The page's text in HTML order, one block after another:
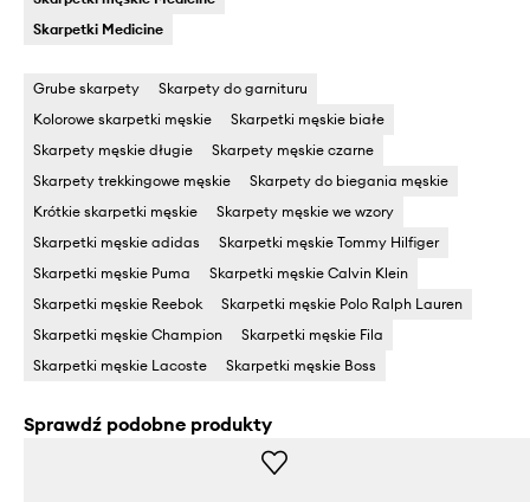
Skarpetki Medicine
Grube skarpety
Skarpety do garnituru
Kolorowe skarpetki męskie
Skarpetki męskie białe
Skarpety męskie długie
Skarpety męskie czarne
Skarpety trekkingowe męskie
Skarpety do biegania męskie
Krótkie skarpetki męskie
Skarpety męskie we wzory
Skarpetki męskie adidas
Skarpetki męskie Tommy Hilfiger
Skarpetki męskie Puma
Skarpetki męskie Calvin Klein
Skarpetki męskie Reebok
Skarpetki męskie Polo Ralph Lauren
Skarpetki męskie Champion
Skarpetki męskie Fila
Skarpetki męskie Lacoste
Skarpetki męskie Boss
Sprawdź podobne produkty